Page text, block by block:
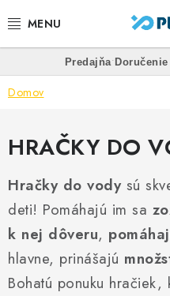
na
PLÁVANIE
FREEDIVING
SPEARFISHING
POTÁPANIE
OBLEČENIE
Predajňa•
Domov
HRAČKY DO
Hračky do vodysú
deti! Pomáhajú im sa
k nej dôveru,
hlavne, prinášajú
Bohatú ponuku